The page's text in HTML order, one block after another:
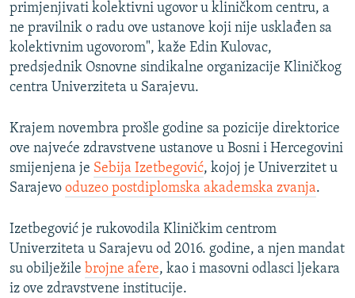
NASTANAK I RASPAD JUGOSLAVIJE
primjenjivati kolektivni ugovor u kliničkom centru, a
ne pravilnik o radu ove ustanove koji nije usklađen sa
kolektivnim ugovorom", kaže Edin Kulovac,
predsjednik Osnovne sindikalne organizacije Kliničkog
centra Univerziteta u Sarajevu.
Krajem novembra prošle godine sa pozicije direktorice
ove najveće zdravstvene ustanove u Bosni i Hercegovini
smijenjena je Sebija Izetbegović, kojoj je Univerzitet u
Sarajevo oduzeo postdiplomska akademska zvanja.
Izetbegović je rukovodila Kliničkim centrom
Univerziteta u Sarajevu od 2016. godine, a njen mandat
su obilježile brojne afere, kao i masovni odlasci ljekara
iz ove zdravstvene institucije.